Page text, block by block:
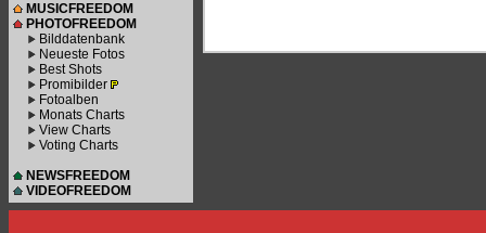
MUSICFREEDOM
PHOTOFREEDOM
Bilddatenbank
Neueste Fotos
Best Shots
Promibilder
Fotoalben
Monats Charts
View Charts
Voting Charts
NEWSFREEDOM
VIDEOFREEDOM